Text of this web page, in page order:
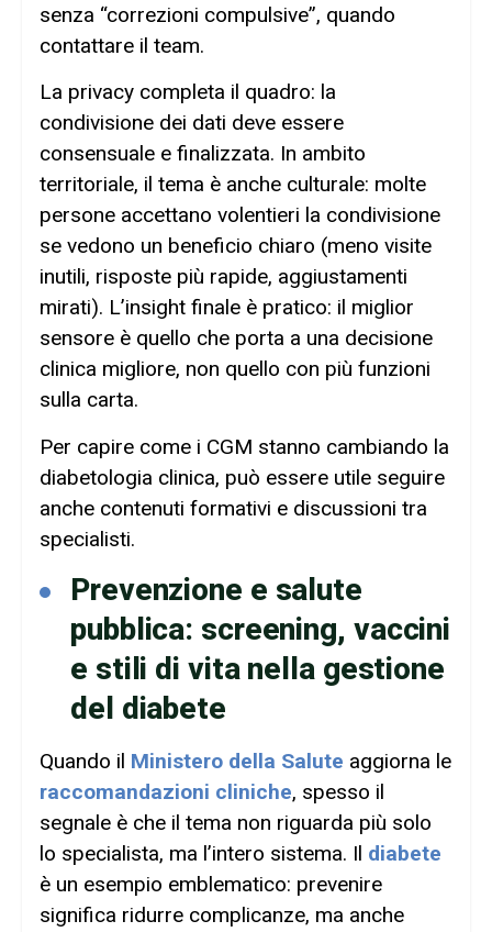
senza “correzioni compulsive”, quando
contattare il team.
La privacy completa il quadro: la
condivisione dei dati deve essere
consensuale e finalizzata. In ambito
territoriale, il tema è anche culturale: molte
persone accettano volentieri la condivisione
se vedono un beneficio chiaro (meno visite
inutili, risposte più rapide, aggiustamenti
mirati). L’insight finale è pratico: il miglior
sensore è quello che porta a una decisione
clinica migliore, non quello con più funzioni
sulla carta.
Per capire come i CGM stanno cambiando la
diabetologia clinica, può essere utile seguire
anche contenuti formativi e discussioni tra
specialisti.
Prevenzione e salute
pubblica: screening, vaccini
e stili di vita nella gestione
del diabete
Quando il Ministero della Salute aggiorna le
raccomandazioni cliniche, spesso il
segnale è che il tema non riguarda più solo
lo specialista, ma l’intero sistema. Il diabete
è un esempio emblematico: prevenire
significa ridurre complicanze, ma anche